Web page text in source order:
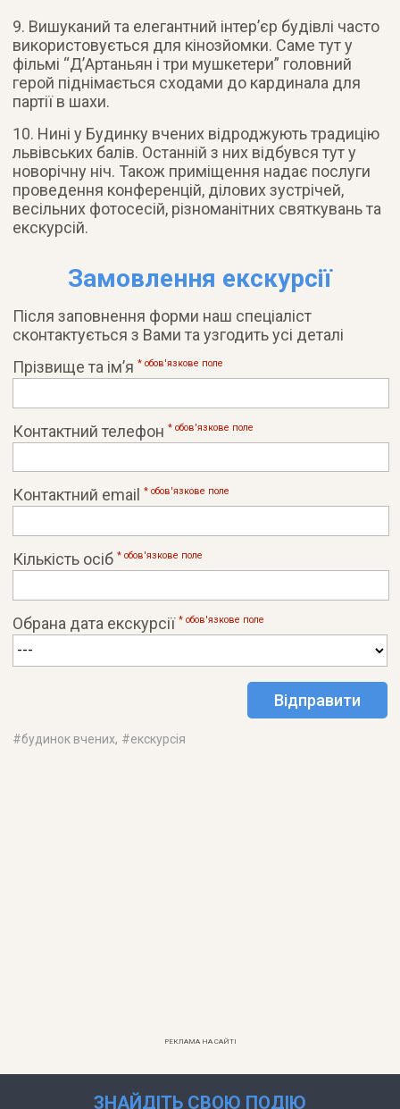
9. Вишуканий та елегантний інтер’єр будівлі часто
використовується для кінозйомки. Саме тут у
фільмі “Д’Артаньян і три мушкетери” головний
герой піднімається сходами до кардинала для
партії в шахи.
10. Нині у Будинку вчених відроджують традицію
львівських балів. Останній з них відбувся тут у
новорічну ніч. Також приміщення надає послуги
проведення конференцій, ділових зустрічей,
весільних фотосесій, різноманітних святкувань та
екскурсій.
Замовлення екскурсії
Після заповнення форми наш спеціаліст
сконтактується з Вами та узгодить усі деталі
Прізвище та ім’я* обов'язковe поле
Контактний телефон* обов'язковe поле
Контактний email* обов'язковe поле
Кількість осіб* обов'язковe поле
Обрана дата екскурсії* обов'язковe поле
#будинок вчених, #екскурсія
РЕКЛАМА НА САЙТІ
ЗНАЙДІТЬ СВОЮ ПОДІЮ